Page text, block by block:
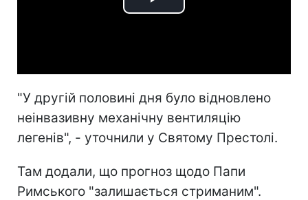
Play
"У другій половині дня було відновлено
неінвазивну механічну вентиляцію
легенів", - уточнили у Святому Престолі.
Там додали, що прогноз щодо Папи
Римського "залишається стриманим".